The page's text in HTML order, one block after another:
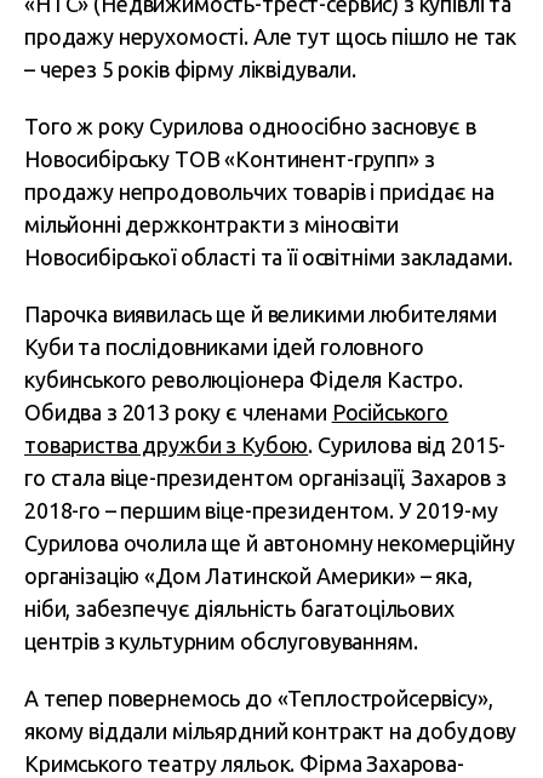
продажу нерухомості. Але тут щось пішло не так
– через 5 років фірму ліквідували.
Того ж року Сурилова одноосібно засновує в
Новосибірську ТОВ «Континент-групп» з
продажу непродовольчих товарів і присідає на
мільйонні держконтракти з міносвіти
Новосибірської області та її освітніми закладами.
Парочка виявилась ще й великими любителями
Куби та послідовниками ідей головного
кубинського революціонера Фіделя Кастро.
Обидва з 2013 року є членами Російського
товариства дружби з Кубою. Сурилова від 2015-
го стала віце-президентом організації, Захаров з
2018-го – першим віце-президентом. У 2019-му
Сурилова очолила ще й автономну некомерційну
організацію «Дом Латинской Америки» – яка,
ніби, забезпечує діяльність багатоцільових
центрів з культурним обслуговуванням.
А тепер повернемось до «Теплостройсервісу»,
якому віддали мільярдний контракт на добудову
Кримського театру ляльок. Фірма Захарова-